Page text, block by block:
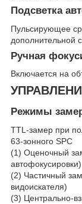
Подсветка
Пульсирующее
дополнительной
Ручная
Включается на
Режимы
TTL-замер при
63-зонного SPC
(1) Оценочный
автофокусировки)
(2) Частичный
видоискателя)
(3) Центрально-